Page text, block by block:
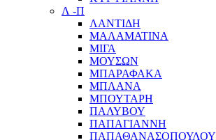
Λ -Π
ΛΑΝΤΙΔΗ
ΜΑΛΑΜΑΤΙΝΑ
ΜΙΓΑ
ΜΟΥΣΩΝ
ΜΠΑΡΑΦΑΚΑ
ΜΠΛΑΝΑ
ΜΠΟΥΤΑΡΗ
ΠΑΛΥΒΟΥ
ΠΑΠΑΓΙΑΝΝΗ
ΠΑΠΑΘΑΝΑΣΟΠΟΥΛΟΥ